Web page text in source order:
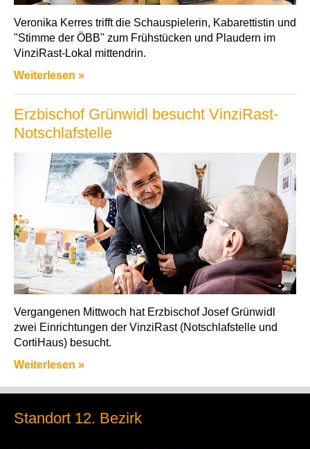
Veronika Kerres trifft die Schauspielerin, Kabarettistin und
"Stimme der ÖBB" zum Frühstücken und Plaudern im
VinziRast-Lokal mittendrin.
Weiterlesen »
Erzbischof Grünwidl besucht VinziRast-
Notschlafstelle
Vergangenen Mittwoch hat Erzbischof Josef Grünwidl
zwei Einrichtungen der VinziRast (Notschlafstelle und
CortiHaus) besucht.
Weiterlesen »
Standort 12. Bezirk